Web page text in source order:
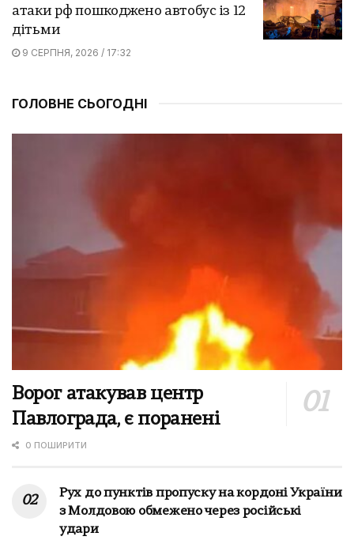
атаки рф пошкоджено автобус із 12
дітьми
9 СЕРПНЯ, 2026 / 17:32
ГОЛОВНЕ СЬОГОДНІ
Ворог атакував центр
Павлограда, є поранені
0 ПОШИРИТИ
Рух до пунктів пропуску на кордоні України
з Молдовою обмежено через російські
удари